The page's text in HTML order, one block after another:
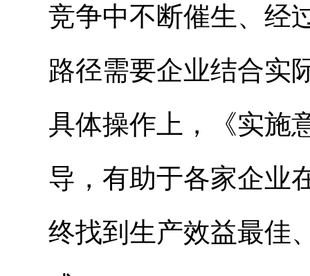
竞争中不断催生、经
路径需要企业结合实
具体操作上，《实施
导，有助于各家企业
终找到生产效益最佳